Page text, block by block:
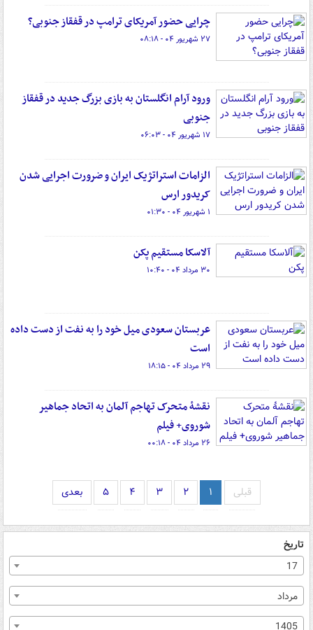
چرایی حضور آمریکای ترامپ در قفقاز جنوبی؟
۲۷ شهریور ۰۴ - ۰۸:۱۸
ورود آرام انگلستان به بازی بزرگ جدید در قفقاز
جنوبی
۱۷ شهریور ۰۴ - ۰۶:۰۳
الزامات استراتژیک ایران و ضرورت اجرایی شدن
کریدور ارس
۱ شهریور ۰۴ - ۰۱:۳۰
آلاسکا مستقیم پکن
۳۰ مرداد ۰۴ - ۱۰:۴۰
عربستان سعودی میل خود را به نفت از دست داده
است
۲۹ مرداد ۰۴ - ۱۸:۱۵
نقشۀ متحرک تهاجم آلمان به اتحاد جماهیر
شوروی+ فیلم
۲۶ مرداد ۰۴ - ۰۰:۱۸
قبلی ۱ ۲ ۳ ۴ ۵ بعدی
تاریخ
17
مرداد
1405